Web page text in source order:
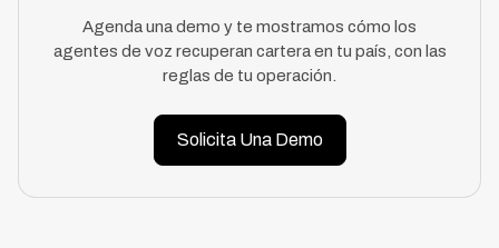
Agenda una demo y te mostramos cómo los
agentes de voz recuperan cartera en tu país, con las
reglas de tu operación.
Solicita Una Demo